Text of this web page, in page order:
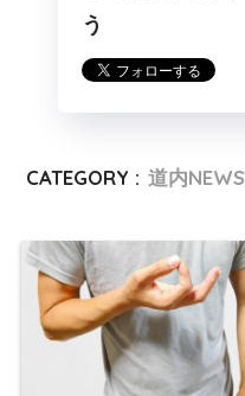
う
CATEGORY : 道内NEWS